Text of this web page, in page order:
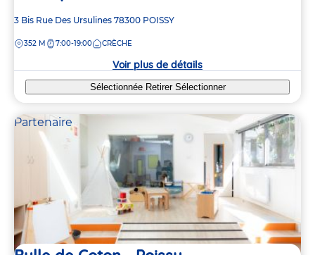
Adresse
la
3 Bis Rue Des Ursulines 78300 POISSY
DISTANCE
352 M 7:00-19:00 CRÈCHE
Voir plus de détails
Sélectionnée Retirer Sélectionner
Partenaire